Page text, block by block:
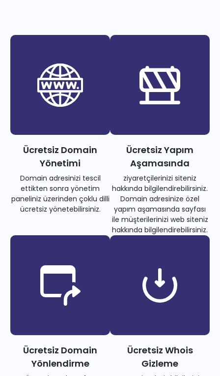
Ücretsiz Domain
Yönetimi
Domain adresinizi tescil
ettikten sonra yönetim
paneliniz üzerinden çoklu dilli
ücretsiz yönetebilirsiniz.
Ücretsiz Yapım
Aşamasında
ziyaretçilerinizi siteniz
hakkında bilgilendirebilirsiniz.
Domain adresinize özel
yapım aşamasında sayfası
ile müşterilerinizi web siteniz
hakkında bilgilendirebilirsiniz.
Ücretsiz Domain
Yönlendirme
Ücretsiz Whois
Gizleme